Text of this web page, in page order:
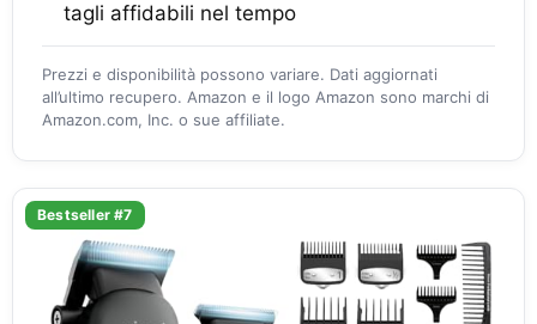
tagli affidabili nel tempo
Prezzi e disponibilità possono variare. Dati aggiornati
all’ultimo recupero. Amazon e il logo Amazon sono marchi di
Amazon.com, Inc. o sue affiliate.
Bestseller #7